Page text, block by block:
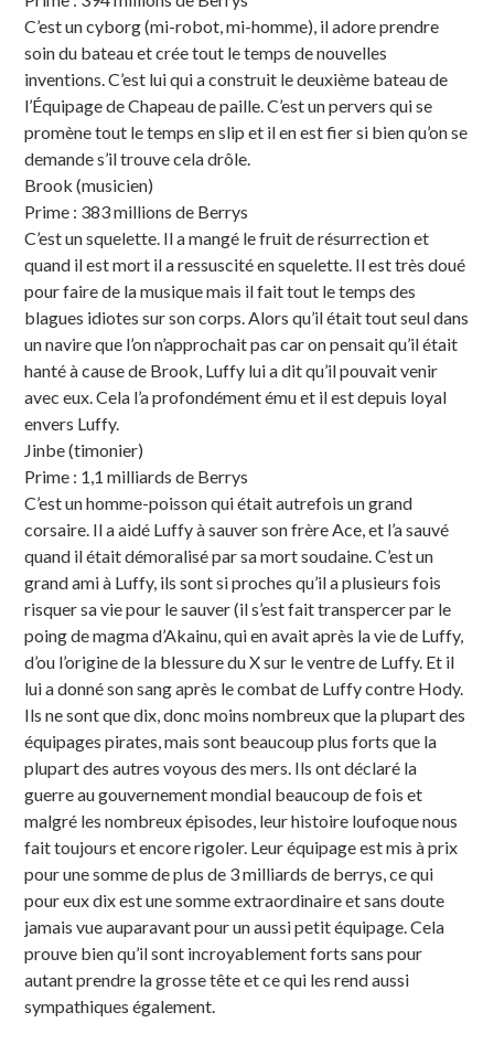
C’est un cyborg (mi-robot, mi-homme), il adore prendre
soin du bateau et crée tout le temps de nouvelles
inventions. C’est lui qui a construit le deuxième bateau de
l’Équipage de Chapeau de paille. C’est un pervers qui se
promène tout le temps en slip et il en est fier si bien qu’on se
demande s’il trouve cela drôle.
Brook (musicien)
Prime : 383 millions de Berrys
C’est un squelette. Il a mangé le fruit de résurrection et
quand il est mort il a ressuscité en squelette. Il est très doué
pour faire de la musique mais il fait tout le temps des
blagues idiotes sur son corps. Alors qu’il était tout seul dans
un navire que l’on n’approchait pas car on pensait qu’il était
hanté à cause de Brook, Luffy lui a dit qu’il pouvait venir
avec eux. Cela l’a profondément ému et il est depuis loyal
envers Luffy.
Jinbe (timonier)
Prime : 1,1 milliards de Berrys
C’est un homme-poisson qui était autrefois un grand
corsaire. Il a aidé Luffy à sauver son frère Ace, et l’a sauvé
quand il était démoralisé par sa mort soudaine. C’est un
grand ami à Luffy, ils sont si proches qu’il a plusieurs fois
risquer sa vie pour le sauver (il s’est fait transpercer par le
poing de magma d’Akainu, qui en avait après la vie de Luffy,
d’ou l’origine de la blessure du X sur le ventre de Luffy. Et il
lui a donné son sang après le combat de Luffy contre Hody.
Ils ne sont que dix, donc moins nombreux que la plupart des
équipages pirates, mais sont beaucoup plus forts que la
plupart des autres voyous des mers. Ils ont déclaré la
guerre au gouvernement mondial beaucoup de fois et
malgré les nombreux épisodes, leur histoire loufoque nous
fait toujours et encore rigoler. Leur équipage est mis à prix
pour une somme de plus de 3 milliards de berrys, ce qui
pour eux dix est une somme extraordinaire et sans doute
jamais vue auparavant pour un aussi petit équipage. Cela
prouve bien qu’il sont incroyablement forts sans pour
autant prendre la grosse tête et ce qui les rend aussi
sympathiques également.